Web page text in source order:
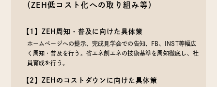
（ZEH低コスト化への取り組み等）
【1】ZEH周知・普及に向けた具体策
ホームページへの提示、完成見学会での告知、FB、INST等幅広
く周知・普及を行う。省エネ創エネの技術基準を周知徹底し、社
員育成を行う。
【2】ZEHのコストダウンに向けた具体策